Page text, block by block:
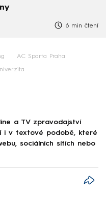
6 min čtení
AC Sparta Praha
a TV zpravodajství
i v textové podobě, které
sociálních sítích nebo